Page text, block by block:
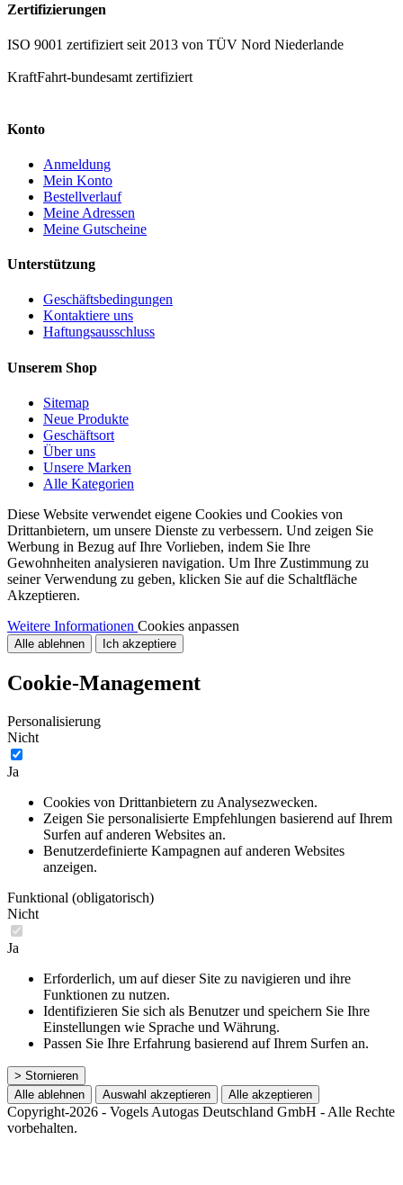
Zertifizierungen
ISO 9001 zertifiziert seit 2013 von TÜV Nord Niederlande
KraftFahrt-bundesamt zertifiziert
Konto
Anmeldung
Mein Konto
Bestellverlauf
Meine Adressen
Meine Gutscheine
Unterstützung
Geschäftsbedingungen
Kontaktiere uns
Haftungsausschluss
Unserem Shop
Sitemap
Neue Produkte
Geschäftsort
Über uns
Unsere Marken
Alle Kategorien
Diese Website verwendet eigene Cookies und Cookies von
Drittanbietern, um unsere Dienste zu verbessern. Und zeigen Sie
Werbung in Bezug auf Ihre Vorlieben, indem Sie Ihre
Gewohnheiten analysieren navigation. Um Ihre Zustimmung zu
seiner Verwendung zu geben, klicken Sie auf die Schaltfläche
Akzeptieren.
Weitere Informationen Cookies anpassen
Alle ablehnen Ich akzeptiere
Cookie-Management
Personalisierung
Nicht
Ja
Cookies von Drittanbietern zu Analysezwecken.
Zeigen Sie personalisierte Empfehlungen basierend auf Ihrem
Surfen auf anderen Websites an.
Benutzerdefinierte Kampagnen auf anderen Websites
anzeigen.
Funktional (obligatorisch)
Nicht
Ja
Erforderlich, um auf dieser Site zu navigieren und ihre
Funktionen zu nutzen.
Identifizieren Sie sich als Benutzer und speichern Sie Ihre
Einstellungen wie Sprache und Währung.
Passen Sie Ihre Erfahrung basierend auf Ihrem Surfen an.
> Stornieren
Alle ablehnen
Auswahl akzeptieren Alle akzeptieren
Copyright-2026 - Vogels Autogas Deutschland GmbH - Alle Rechte
vorbehalten.